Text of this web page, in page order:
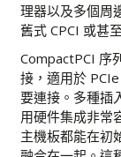
理器以及多個周
舊式 CPCI 或甚
CompactPCI 序
接，適用於
要連接。多種插
用硬件集成非常
主機板都能在初